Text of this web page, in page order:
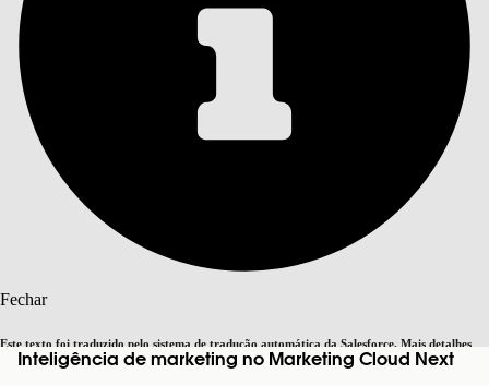
Fechar
Este texto foi traduzido pelo sistema de tradução automática da Salesforce. Mais detalhes
. Alternar para inglês Agora não
Inteligência de marketing no Marketing Cloud Next
Pesquisar